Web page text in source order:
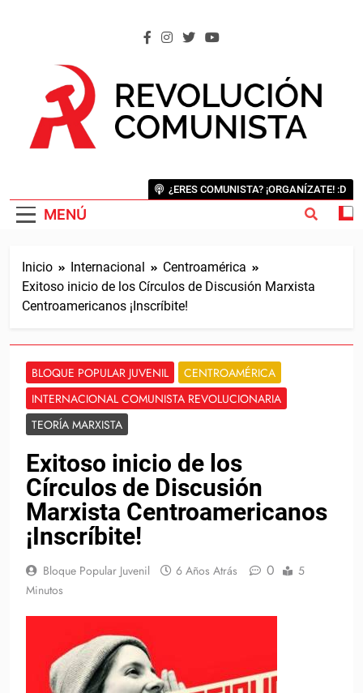
MENÚ
¿ERES COMUNISTA? ¡ORGANÍZATE! :D
Inicio Internacional
Centroamérica
Exitoso inicio de los Círculos de Discusión Marxista
Centroamericanos ¡Inscríbite!
BLOQUE POPULAR JUVENIL
CENTROAMÉRICA
INTERNACIONAL COMUNISTA REVOLUCIONARIA
TEORÍA MARXISTA
Exitoso inicio de los
Círculos de Discusión
Marxista Centroamericanos
¡Inscríbite!
Bloque Popular Juvenil 6 Años Atrás 0
5
Minutos